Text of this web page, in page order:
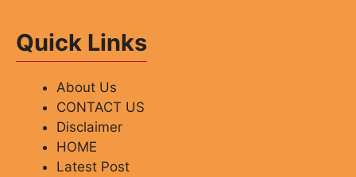
Quick Links
About Us
CONTACT US
Disclaimer
HOME
Latest Post